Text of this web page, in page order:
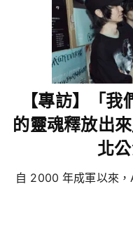
【專訪】「
的靈魂釋放出
北
自 2000 年成軍以來